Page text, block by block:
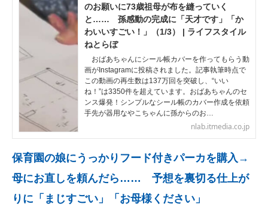
のお願いに73歳祖母が布を縫っていく
と…… 孫感動の完成に「天才です」「か
わいいすごい！」（1/3） | ライフスタイル
ねとらぼ
おばあちゃんにシール帳カバーを作ってもらう動
画がInstagramに投稿されました。記事執筆時点で
この動画の再生数は137万回を突破し、“いい
ね！”は3350件を超えています。おばあちゃんのセ
ンス爆発！シンプルなシール帳のカバー作成を依頼
手先が器用なやこちゃんに孫からのお…
nlab.itmedia.co.jp
保育園の娘にうっかりフード付きパーカを購入→
母にお直しを頼んだら…… 予想を裏切る仕上が
りに「まじすごい」「お母様ください」